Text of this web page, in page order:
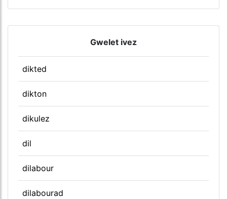
Gwelet ivez
dikted
dikton
dikulez
dil
dilabour
dilabourad